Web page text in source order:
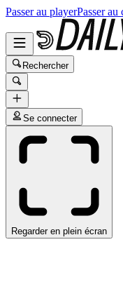
Passer au playerPasser
Rechercher
Se connecter
Regarder en plein écran